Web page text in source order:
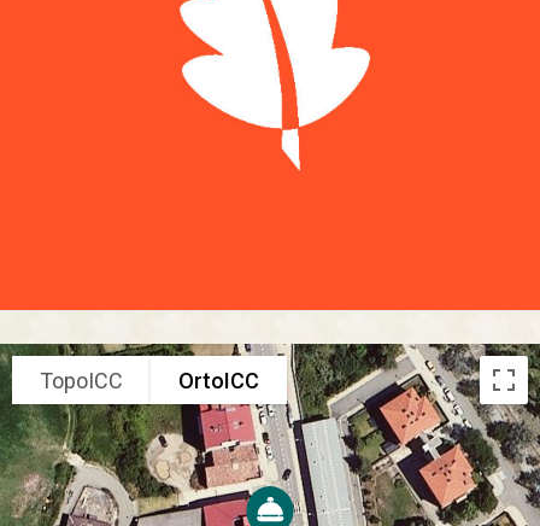
TopoICC OrtoICC